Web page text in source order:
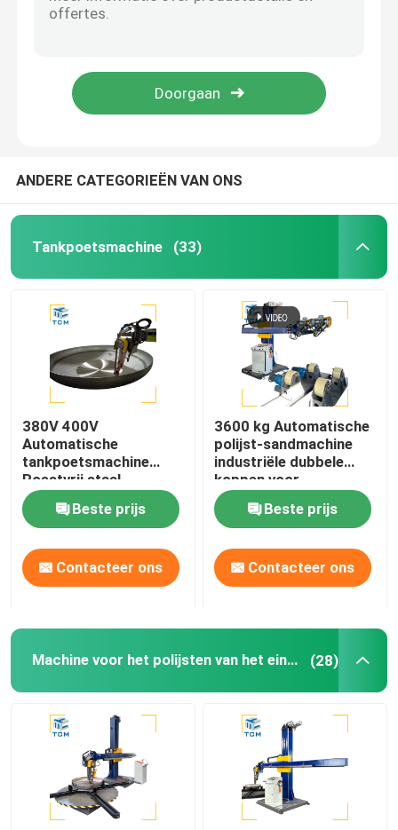
CNC Oppoetsende Machine
Draadpoetsmachine
Automatische polijstmachine met stalen elleboog
Schommelmachine
Laspoelmachine
Kegelbuigmachine
Oppoetsende verbruiksgoederen
ANDERE CATEGORIEËN VAN ONS
Tankpoetsmachine (33)
380V 400V
Automatische
tankpoetsmachine
Roestvrij staal
koppoetser tank
schelppoetser
Beste prijs
Contacteer ons
3600 kg Automatische
polijst-sandmachine
industriële dubbele
koppen voor
tankvaartuigen
Beste prijs
Contacteer ons
Machine voor het polijsten van het eind van de schaal (28)